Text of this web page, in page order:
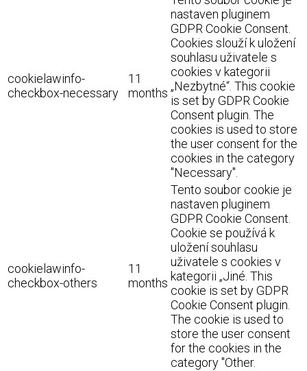
cookielawinfo-
checkbox-necessary
11
months
nastaven pluginem
GDPR Cookie Consent.
Cookies slouží k uložení
souhlasu uživatele s
cookies v kategorii
„Nezbytné“. This cookie
is set by GDPR Cookie
Consent plugin. The
cookies is used to store
the user consent for the
cookies in the category
"Necessary".
cookielawinfo-
checkbox-others
11
months
Tento soubor cookie je
nastaven pluginem
GDPR Cookie Consent.
Cookie se používá k
uložení souhlasu
uživatele s cookies v
kategorii „Jiné. This
cookie is set by GDPR
Cookie Consent plugin.
The cookie is used to
store the user consent
for the cookies in the
category "Other.